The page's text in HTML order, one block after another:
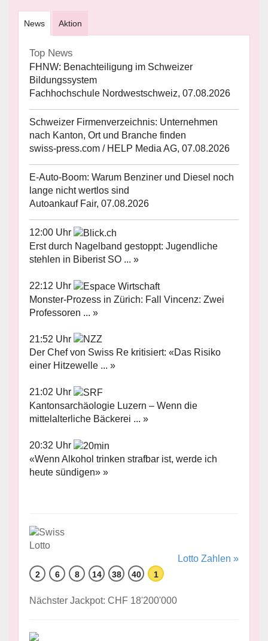
News Aktion
Top News
FHNW: Benachteiligung im Schweizer
Bildungssystem
Fachhochschule Nordwestschweiz, 07.08.2026
Schweizer Firmenverzeichnis: Unternehmen
nach Kanton, Ort und Branche finden
swiss-press.com / HELP Media AG, 07.08.2026
E-Auto-Boom: Warum Benziner und Diesel noch
lange nicht wertlos sind
Autoankauf Fair, 07.08.2026
12:00 Uhr
Erst durch Nagelband gestoppt: Jugendliche
stehlen in Biberist SO ... »
22:12 Uhr
Monster-Prozess in Zürich: Fall Vincenz: Zwei
Professoren ... »
21:52 Uhr
Der Chef von Swiss Re kritisiert: «Das Risiko
einer Hitzewelle ... »
21:02 Uhr
Kantonsarchäologie Luzern – Wenn die
mittelalterliche Bäckerei ... »
20:32 Uhr
«Wenn Alkohol trinken strafbar ist, werde ich
heute sündigen» »
Lotto Zahlen »
2 6 8 14 38 40 1
Nächster Jackpot: CHF 18'200'000